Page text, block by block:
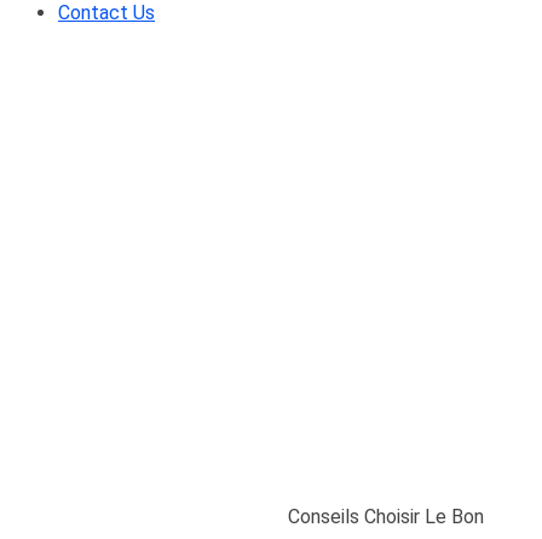
Contact Us
Conseils Choisir Le Bon